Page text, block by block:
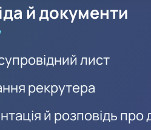
й документи
лист
рекрутера
й розповідь про